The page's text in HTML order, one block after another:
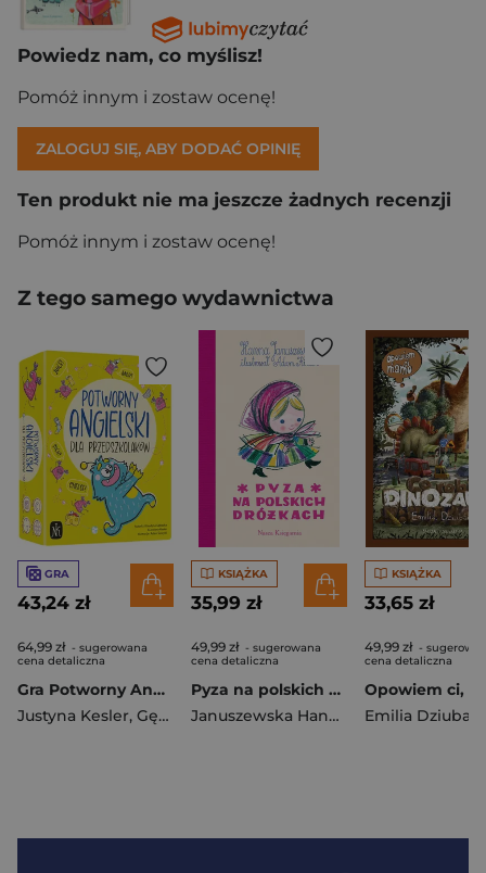
Powiedz nam, co myślisz!
Pomóż innym i zostaw ocenę!
ZALOGUJ SIĘ, ABY DODAĆ OPINIĘ
Ten produkt nie ma jeszcze żadnych recenzji
Pomóż innym i zostaw ocenę!
Z tego samego wydawnictwa
GRA
43,24 zł
64,99 zł - sugerowana
cena detaliczna
Gra Potworny Angielski dla przedszkolaków
Justyna Kesler, Gębacka Klaudyna
KSIĄŻKA
35,99 zł
49,99 zł - sugerowana
cena detaliczna
Pyza na polskich dróżkach
Januszewska Hanna
KSIĄŻKA
33,65 zł
49,99 zł -
cena detaliczna
Emilia Dziubak